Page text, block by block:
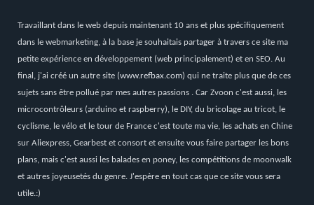
Travaillant dans le web depuis maintenant 10 ans et plus spécifiquement
dans le webmarketing, à la base je souhaitais partager à travers ce site ma
petite expérience en développement (web principalement) et en SEO. Au
final, j'ai créé un autre site (www.refbax.com) qui ne traite plus que de ces
sujets sans être pollué par mes autres passions . Car Zvoon c'est aussi, les
microcontrôleurs (arduino et raspberry), le DIY, du bricolage au tricot, le
cyclisme, le vélo et le tour de France c'est toute ma vie, les achats en Chine
sur Aliexpress, Gearbest et consort et ensuite vous faire partager les bons
plans, mais c'est aussi les balades en poney, les compétitions de moonwalk
et autres joyeusetés du genre. J'espère en tout cas que ce site vous sera
utile.:)